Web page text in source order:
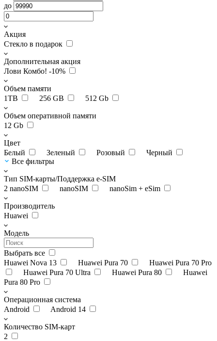
до
Акция
Стекло в подарок
Дополнительная акция
Лови Комбо! -10%
Объем памяти
1TB
256 GB 512 Gb
Объем оперативной памяти
12 Gb
Цвет
Белый
Зеленый Розовый
Черный
Все фильтры
Тип SIM-карты/Поддержка e-SIM
2 nanoSIM
nanoSIM nanoSim + eSim
Производитель
Huawei
Модель
Выбрать все
Huawei Nova 13
Huawei Pura 70
Huawei Pura 70 Pro
Huawei Pura 70 Ultra
Huawei Pura 80
Huawei
Pura 80 Pro
Операционная система
Android
Android 14
Количество SIM-карт
2